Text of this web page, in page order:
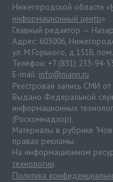
Нижегородской области «
информационный центр»
Главный редактор —
Адрес: 603006,
ул. М.Горького, д.151Б,
Телефон: +7 (831) 233-94-
E-mail: info@niann.ru
Реестровая запись СМИ
Выдано Федеральной
информационных
(Роскомнадзор).
Материалы в рубрике
правах рекламы.
На информационном
технологии.
Политика